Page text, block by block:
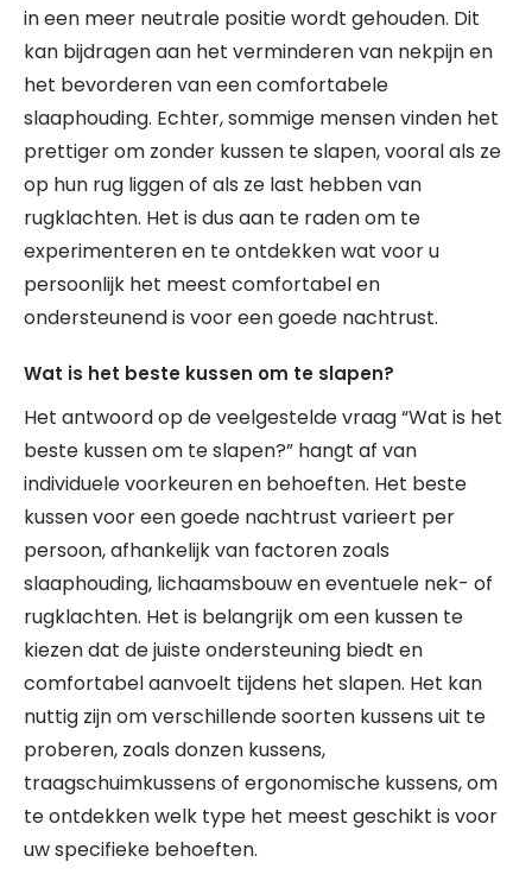
in een meer neutrale positie wordt gehouden. Dit
kan bijdragen aan het verminderen van nekpijn en
het bevorderen van een comfortabele
slaaphouding. Echter, sommige mensen vinden het
prettiger om zonder kussen te slapen, vooral als ze
op hun rug liggen of als ze last hebben van
rugklachten. Het is dus aan te raden om te
experimenteren en te ontdekken wat voor u
persoonlijk het meest comfortabel en
ondersteunend is voor een goede nachtrust.
Wat is het beste kussen om te slapen?
Het antwoord op de veelgestelde vraag “Wat is het
beste kussen om te slapen?” hangt af van
individuele voorkeuren en behoeften. Het beste
kussen voor een goede nachtrust varieert per
persoon, afhankelijk van factoren zoals
slaaphouding, lichaamsbouw en eventuele nek- of
rugklachten. Het is belangrijk om een kussen te
kiezen dat de juiste ondersteuning biedt en
comfortabel aanvoelt tijdens het slapen. Het kan
nuttig zijn om verschillende soorten kussens uit te
proberen, zoals donzen kussens,
traagschuimkussens of ergonomische kussens, om
te ontdekken welk type het meest geschikt is voor
uw specifieke behoeften.